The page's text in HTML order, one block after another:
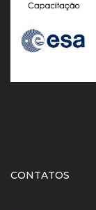
CONTATOS